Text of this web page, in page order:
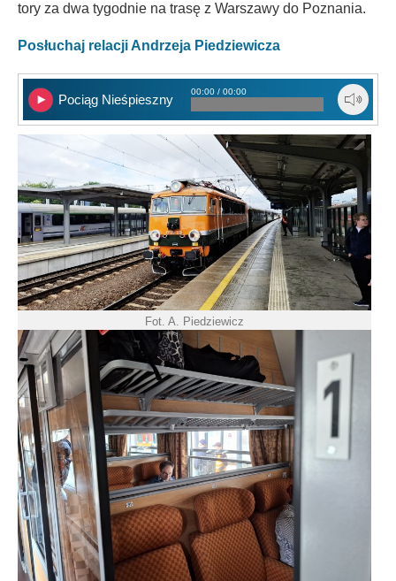
tory za dwa tygodnie na trasę z Warszawy do Poznania.
Posłuchaj relacji Andrzeja Piedziewicza
Pociąg Nieśpieszny
00:00 / 00:00
Fot. A. Piedziewicz